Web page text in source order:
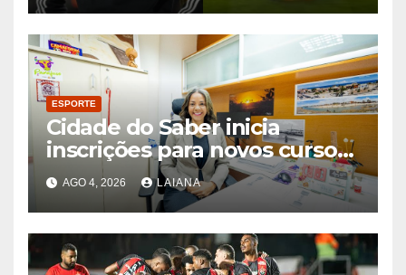
ESPORTE
Cidade do Saber inicia
inscrições para novos cursos
gratuitos com cerca de 150
vagas
AGO 4, 2026 LAIANA